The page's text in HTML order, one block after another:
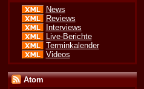
News
Reviews
Interviews
Live-Berichte
Terminkalender
Videos
Atom